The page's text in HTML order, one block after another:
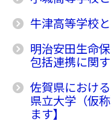
牛津高等学校
明治安田生命
包括連携に関
佐賀県におけ
県立大学（仮
ます】